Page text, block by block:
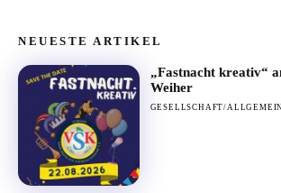
NEUESTE ARTIKEL
„Fastnacht kreativ“
Weiher
GESELLSCHAFT/